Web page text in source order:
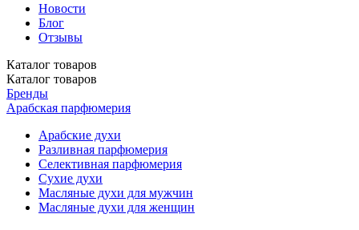
Новости
Блог
Отзывы
Каталог товаров
Каталог товаров
Бренды
Арабская парфюмерия
Арабские духи
Разливная парфюмерия
Селективная парфюмерия
Сухие духи
Масляные духи для мужчин
Масляные духи для женщин